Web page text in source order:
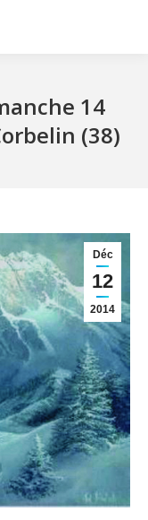
14
(38)
Déc
12
2014